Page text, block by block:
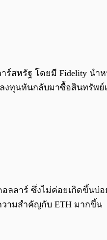
ร์สหรัฐ โดยมี Fidelity นำ
งทุนหันกลับมาซื้อสินทรัพย์
อลลาร์ ซึ่งไม่ค่อยเกิดขึ้นบ่
วามสำคัญกับ ETH มากขึ้น